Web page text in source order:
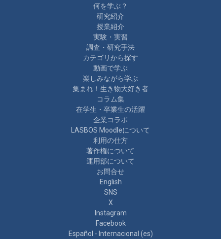
何を学ぶ？
研究紹介
授業紹介
実験・実習
調査・研究手法
カテゴリから探す
動画で学ぶ
楽しみながら学ぶ
集まれ！生き物大好き者
コラム集
在学生・卒業生の活躍
企業コラボ
LASBOS Moodleについて
利用の仕方
著作権について
運用部について
お問合せ
English
SNS
X
Instagram
Facebook
Español - Internacional ‎(es)‎